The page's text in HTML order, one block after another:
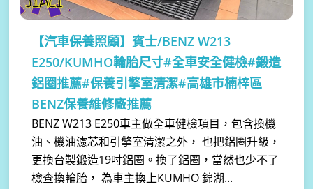
【汽車保養照顧】賓士/BENZ W213
E250/KUMHO輪胎尺寸#全車安全健檢#鍛造
鋁圈推薦#保養引擎室清潔#高雄市楠梓區
BENZ保養維修廠推薦
BENZ W213 E250車主做全車健檢項目，包含換機
油、機油濾芯和引擎室清潔之外， 也把鋁圈升級，
更換台製鍛造19吋鋁圈。換了鋁圈，當然也少不了
檢查換輪胎， 為車主換上KUMHO 錦湖...